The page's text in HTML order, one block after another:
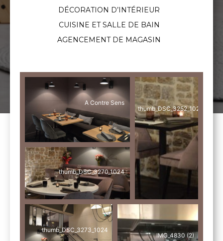
DÉCORATION D’INTÉRIEUR
CUISINE ET SALLE DE BAIN
AGENCEMENT DE MAGASIN
A Contre Sens
thumb_DSC_3252_1024
thumb_DSC_3270_1024
thumb_DSC_3273_1024
IMG_4830 (2)